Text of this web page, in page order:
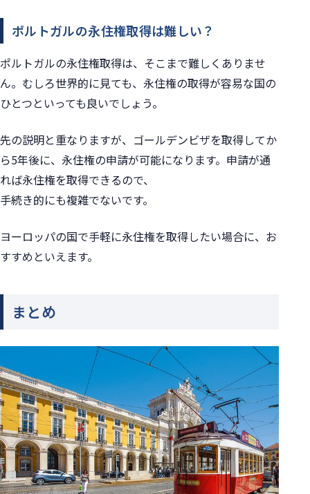
ポルトガルの永住権取得は難しい？
ポルトガルの永住権取得は、そこまで難しくありませ
ん。 むしろ世界的に見ても、永住権の取得が容易な国の
ひとつといっても良いでしょう。
先の説明と重なりますが、 ゴールデンビザを取得してか
ら5年後に、永住権の申請が可能になります。 申請が通
れば永住権を取得できるので、
手続き的にも複雑でないです。
ヨーロッパの国で手軽に永住権を取得したい場合に、お
すすめといえます。
まとめ